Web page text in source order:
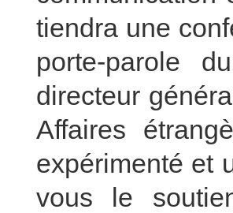
tiendra une
porte-parole
directeur
Affaires
expérimenté et
vous le